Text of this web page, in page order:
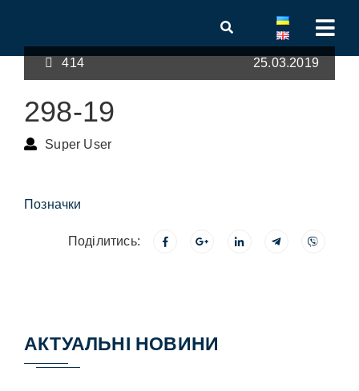
414 25.03.2019
298-19
Super User
Позначки
Поділитись:
АКТУАЛЬНІ НОВИНИ